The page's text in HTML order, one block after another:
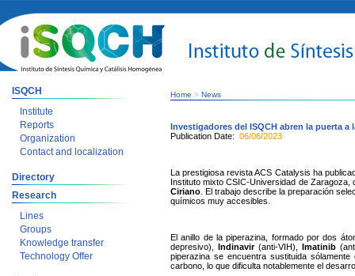
ISQCH
Institute
Reports
Organization
Contact and localization
Directory
Research
Lines
Groups
Knowledge transfer
Technology Offer
Home > News
Investigadores del ISQCH abren la puerta
Publication Date: 06/06/2023
La prestigiosa revista ACS Catalysis ha
Instituto mixto CSIC-Universidad de Zaragoza,
Ciriano . El trabajo describe la preparación
químicos muy accesibles.
El anillo de la piperazina, formado por dos
depresivo),Indinavir(anti-VIH),Imatinib
piperazina se encuentra sustituida
carbono, lo que dificulta notablemente el